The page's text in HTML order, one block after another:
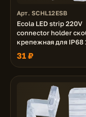
Арт. SCHL12ESB
Ecola LED strip 220V
connector holder
крепежная для IP68
ленты уп. 10шт
31 ₽